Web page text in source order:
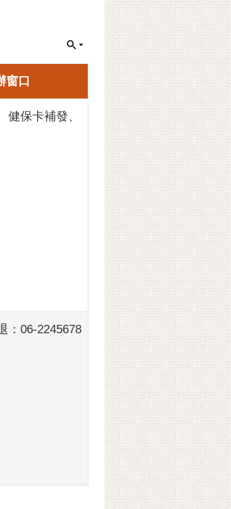
窗口
健保卡補發、
：06-2245678